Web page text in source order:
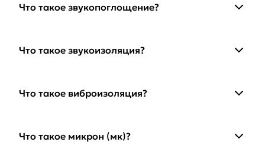
Что такое звукопоглощение?
Что такое звукоизоляция?
Что такое виброизоляция?
Что такое микрон (мк)?